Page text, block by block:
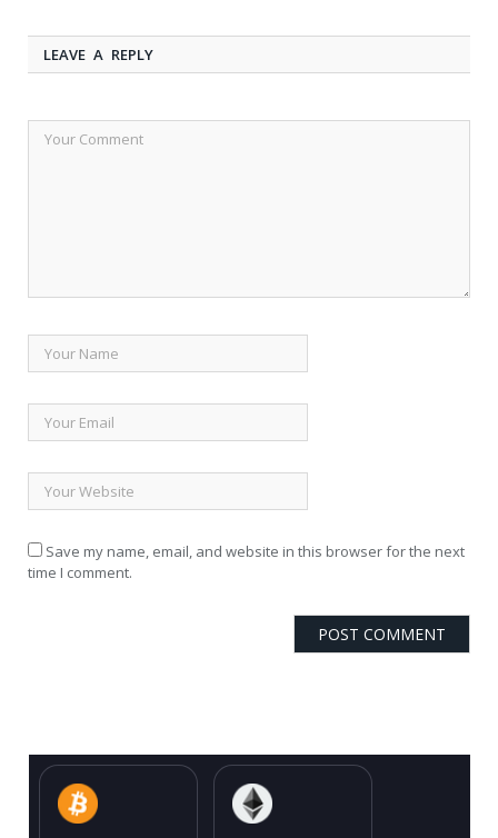
LEAVE A REPLY
Save my name, email, and website in this browser for the next
time I comment.